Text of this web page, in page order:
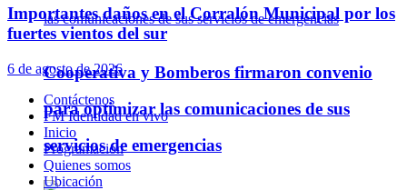
Cooperativa y Bomberos firmaron convenio
para optimizar las comunicaciones de sus
servicios de emergencias
Importantes daños en el Corralón Municipal por los
fuertes vientos del sur
6 de agosto de 2026
Contáctenos
FM Identidad en vivo
Inicio
Programación
Quienes somos
Ubicación